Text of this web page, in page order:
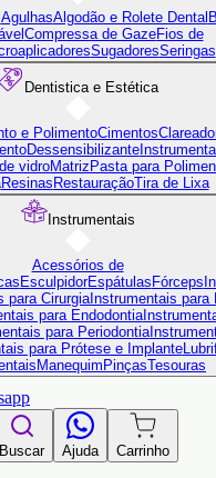
AgulhasAlgodão e Rolete Dental
Compressa de GazeFios de
SugadoresSeringas
Dentistica e Estética
e PolimentoCimentos
Dessensibilizante
vidroMatriz Pasta para
Resinas RestauraçãoTira de Lixa
Instrumentais
Acessórios de
EsculpidorEspátulas Fórceps
para Cirurgia Instrumentais
para Endodontia
para Periodontia
para Prótese e Implante
Manequim PinçasTesouras
Buscar Ajuda Carrinho